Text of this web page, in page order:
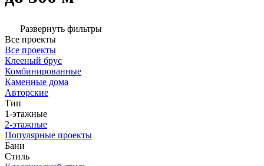
Развернуть фильтры
Все проекты
Все проекты
Клееный брус
Комбинированные
Каменные дома
Авторские
Тип
1-этажные
2-этажные
Популярные проекты
Бани
Стиль